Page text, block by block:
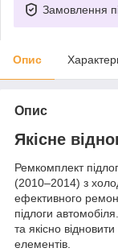
Замовлення
Опис
Опис
Якісне
Ремкомплект
(2010–2014) з
ефективного
підлоги
та якісно
елементів.